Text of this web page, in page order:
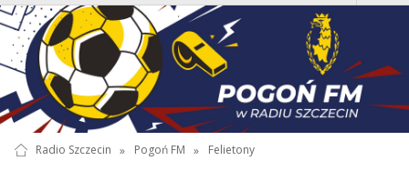
Radio Szczecin » Pogoń FM » Felietony